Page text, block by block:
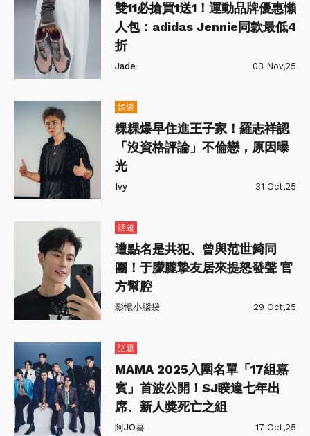
雙11必搶買1送1！運動品牌優惠懶
人包：adidas Jennie同款最低4
折
Jade 03 Nov,25
娛樂
粿粿爆早住進王子家！羅志祥認
「沒資格評論」不倫戀，原因曝
光
Ivy 31 Oct,25
話題
遭點名是共犯、曾與范世錡同
團！于朦朧摯友居來提怒發聲 官
方幫腔
影憶小腦袋 29 Oct,25
話題
MAMA 2025入圍名單「17組嘉
賓」首波公開！SJ睽違七年出
席、新人獎死亡之組
阿JO喜 17 Oct,25